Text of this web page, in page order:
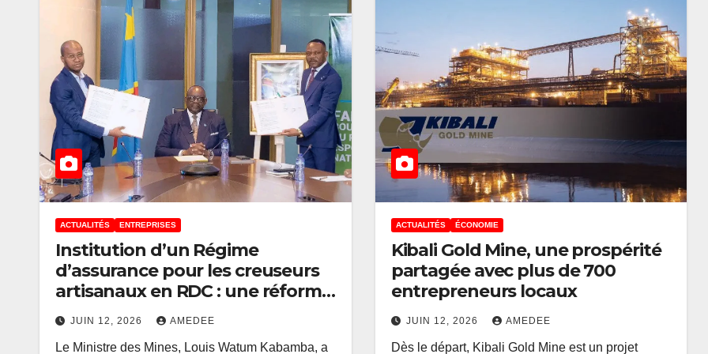
ACTUALITÉS ENTREPRISES
Institution d’un Régime
d’assurance pour les creuseurs
artisanaux en RDC : une réforme
historique à l’actif de Louis
Watum
JUIN 12, 2026 AMEDEE
Le Ministre des Mines, Louis Watum Kabamba, a
ACTUALITÉS ÉCONOMIE
Kibali Gold Mine, une prospérité
partagée avec plus de 700
entrepreneurs locaux
JUIN 12, 2026 AMEDEE
Dès le départ, Kibali Gold Mine est un projet
ACTUALITÉS FINANCE
L’IGF chef de service
Christophe
ACTUALITÉS ÉCONOMIE
Léopold PO NGO
OSOMBA